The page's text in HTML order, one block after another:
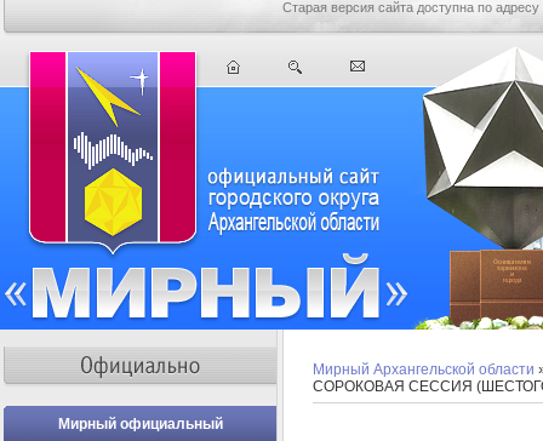
Старая версия сайта доступна по адресу
Мирный официальный
Мирный Архангельской области
СОРОКОВАЯ СЕССИЯ